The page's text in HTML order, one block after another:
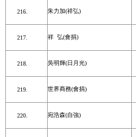
朱力加(祥弘)
祥 弘(會捐)
吳明輝(日月光)
世界商務(會捐)
宛浩森(自強)